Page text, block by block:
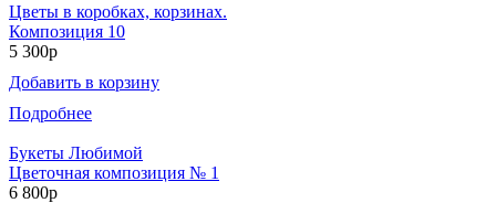
Цветы в коробках, корзинах.
Композиция 10
5 300р
Добавить в корзину
Подробнее
Букеты Любимой
Цветочная композиция № 1
6 800р